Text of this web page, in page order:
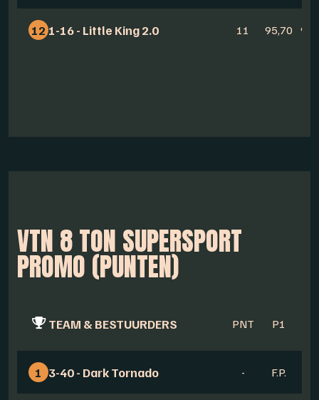
12 1-16 - Little King 2.0 11 95,70
VTN 8 TON SUPERSPORT
PROMO (PUNTEN)
TEAM & BESTUURDERS PNT P1
1 3-40 - Dark Tornado - F.P.